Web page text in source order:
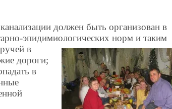
должен быть организован в
эпидимиологических норм и таким
в
дороги;
в